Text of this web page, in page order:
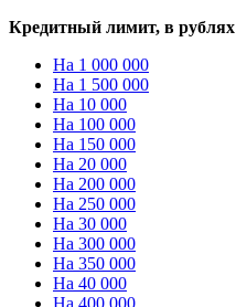
Кредитный лимит, в рублях
На 1 000 000
На 1 500 000
На 10 000
На 100 000
На 150 000
На 20 000
На 200 000
На 250 000
На 30 000
На 300 000
На 350 000
На 40 000
На 400 000